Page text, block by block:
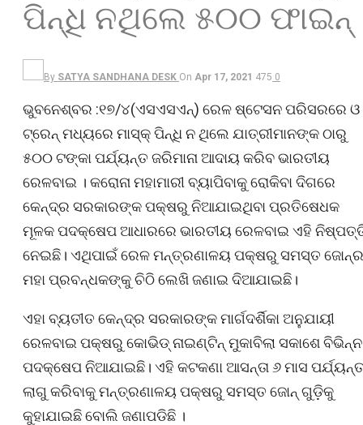
ପିନ୍ଧି ନଥିଲେ ୫୦୦ ଫାଇନ୍
By SATYA SANDHANA DESK On Apr 17, 2021 475 0
ଭୁବନେଶ୍ବର :୧୭/୪(ଏସଏସଏନ୍) ରେଳ ଷ୍ଟେସନ ପରିସରରେ ଓ
ଟ୍ରେନ୍‍ ମଧ୍ୟରେ ମାସ୍କ୍‍ ପିନ୍ଧି ନ ଥିଲେ ଯାତ୍ରୀମାନଙ୍କ ଠାରୁ
୫୦୦ ଟଙ୍କା ପର୍ଯ୍ୟନ୍ତ ଜରିମାନା ଆଦାୟ କରିବ ଭାରତୀୟ
ରେଳବାଇ । କରୋନା ମହାମାରୀ ବ୍ୟାପିବାକୁ ରୋକିବା ଦିଗରେ
କେନ୍ଦ୍ର ସରକାରଙ୍କ ପକ୍ଷରୁ ନିଆଯାଇଥିବା ପ୍ରତିଷେଧକ
ମୂଳକ ପଦକ୍ଷେପ ଆଧାରରେ ଭାରତୀୟ ରେଳବାଇ ଏହି
ନେଇଛି। ଏଥିପାଇଁ ରେଳ ମନ୍ତ୍ରଣାଳୟ ପକ୍ଷରୁ ସମସ୍ତ ଜୋନ୍‍ର
ମହା ପ୍ରବନ୍ଧକଙ୍କୁ ଚିଠି ଲେଖି ଜଣାଇ ଦିଆଯାଇଛି।
ଏହା ବ୍ୟତୀତ କେନ୍ଦ୍ର ସରକାରଙ୍କ ମାର୍ଗଦର୍ଶିକା ଅନୁଯାୟୀ
ରେଳବାଇ ପକ୍ଷରୁ କୋଭିଡ୍‍ ନାଇଣ୍ଟିନ୍‍ ମୁକାବିଲା ସକାଶେ ବିଭିନ୍ନ
ପଦକ୍ଷେପ ନିଆଯାଇଛି। ଏହି କଟକଣା ଆସନ୍ତା ୬ ମାସ
ଲାଗୁ କରିବାକୁ ମନ୍ତ୍ରଣାଳୟ ପକ୍ଷରୁ ସମସ୍ତ ଜୋନ୍‍ ଗୁଡ଼ିକୁ
କୁହାଯାଇଛି ବୋଲି ଜଣାପଡିଛି ।